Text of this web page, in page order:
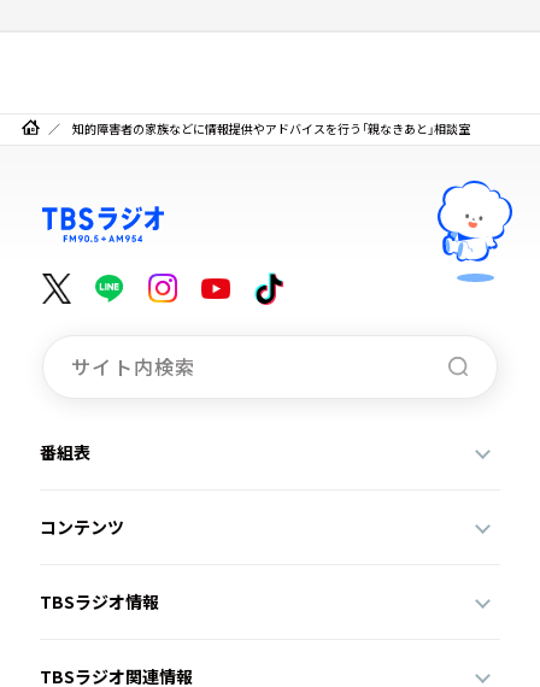
知的障害者の家族などに情報提供やアドバイスを行う「親なきあと」相談室
番組表
コンテンツ
TBSラジオ情報
TBSラジオ関連情報